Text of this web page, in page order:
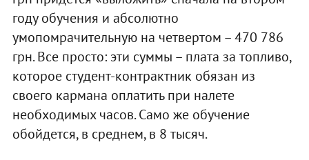
году обучения и абсолютно
умопомрачительную на четвертом – 470 786
грн. Все просто: эти суммы – плата за топливо,
которое студент-контрактник обязан из
своего кармана оплатить при налете
необходимых часов. Само же обучение
обойдется, в среднем, в 8 тысяч.